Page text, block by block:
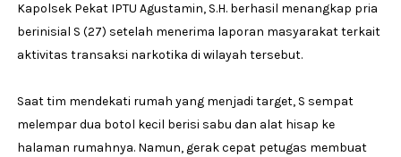
Kapolsek Pekat IPTU Agustamin, S.H. berhasil menangkap pria
berinisial S (27) setelah menerima laporan masyarakat terkait
aktivitas transaksi narkotika di wilayah tersebut.
Saat tim mendekati rumah yang menjadi target, S sempat
melempar dua botol kecil berisi sabu dan alat hisap ke
halaman rumahnya. Namun, gerak cepat petugas membuat